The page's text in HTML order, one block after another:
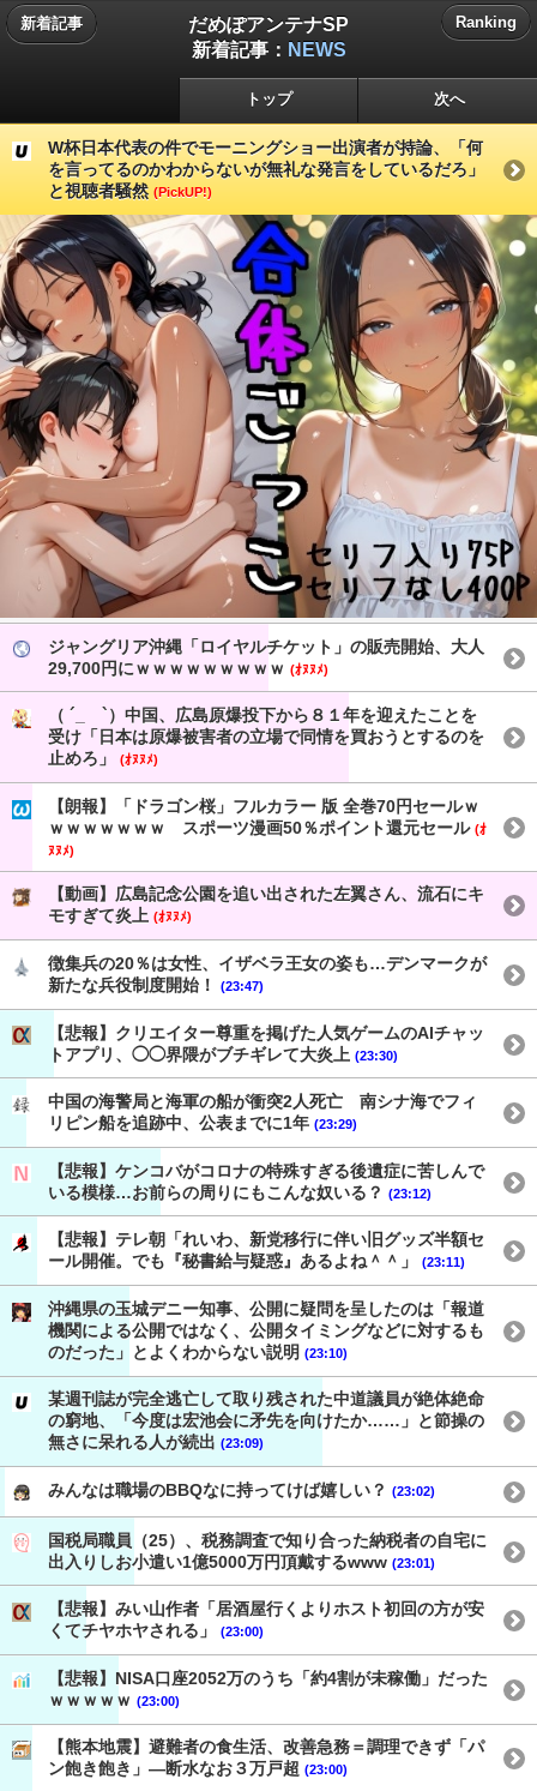
新着記事
だめぽアンテナSP
新着記事： NEWS
Ranking
トップ 次へ
W杯日本代表の件でモーニングショー出演者が持論、「何
を言ってるのかわからないが無礼な発言をしているだろ」
と視聴者騒然 (PickUP!)
ジャングリア沖縄「ロイヤルチケット」の販売開始、大人
29,700円にｗｗｗｗｗｗｗｗｗ (ｵﾇﾇﾒ)
（ ´_ゝ`）中国、広島原爆投下から８１年を迎えたことを
受け「日本は原爆被害者の立場で同情を買おうとするのを
止めろ」
(ｵﾇﾇﾒ)
【朗報】「ドラゴン桜」フルカラー 版 全巻70円セールｗ
ｗｗｗｗｗｗｗ スポーツ漫画50％ポイント還元セール (ｵ
ﾇﾇﾒ)
【動画】広島記念公園を追い出された左翼さん、流石にキ
モすぎて炎上 (ｵﾇﾇﾒ)
徴集兵の20％は女性、イザベラ王女の姿も…デンマークが
新たな兵役制度開始！
(23:47)
【悲報】クリエイター尊重を掲げた人気ゲームのAIチャッ
トアプリ、◯◯界隈がブチギレて大炎上 (23:30)
中国の海警局と海軍の船が衝突2人死亡 南シナ海でフィ
リピン船を追跡中、公表までに1年 (23:29)
【悲報】ケンコバがコロナの特殊すぎる後遺症に苦しんで
いる模様…お前らの周りにもこんな奴いる？ (23:12)
【悲報】テレ朝「れいわ、新党移行に伴い旧グッズ半額セ
ール開催。でも『秘書給与疑惑』あるよね＾＾」
(23:11)
沖縄県の玉城デニー知事、公開に疑問を呈したのは「報道
機関による公開ではなく、公開タイミングなどに対するも
のだった」とよくわからない説明 (23:10)
某週刊誌が完全逃亡して取り残された中道議員が絶体絶命
の窮地、「今度は宏池会に矛先を向けたか……」と節操の
無さに呆れる人が続出 (23:09)
みんなは職場のBBQなに持ってけば嬉しい？ (23:02)
国税局職員（25）、税務調査で知り合った納税者の自宅に
出入りしお小遣い1億5000万円頂戴するwww (23:01)
【悲報】みい山作者「居酒屋行くよりホスト初回の方が安
くてチヤホヤされる」
(23:00)
【悲報】NISA口座2052万のうち「約4割が未稼働」だった
ｗｗｗｗｗ (23:00)
【熊本地震】避難者の食生活、改善急務＝調理できず「パ
ン飽き飽き」―断水なお３万戸超 (23:00)